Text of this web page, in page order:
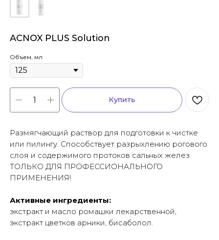
ACNOX PLUS Solution
Объем, мл
Купить
Размягчающий раствор для подготовки к чистке
или пилингу. Способствует разрыхлению рогового
слоя и содержимого протоков сальных желез.
ТОЛЬКО ДЛЯ ПРОФЕССИОНАЛЬНОГО
ПРИМЕНЕНИЯ!
Активные ингредиенты:
экстракт и масло ромашки лекарственной,
экстракт цветков арники, бисаболол.